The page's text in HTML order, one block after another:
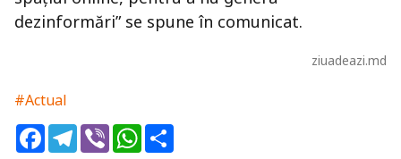
dezinformări” se spune în comunicat.
ziuadeazi.md
#Actual
FacebookTelegram
ViberWhatsApp